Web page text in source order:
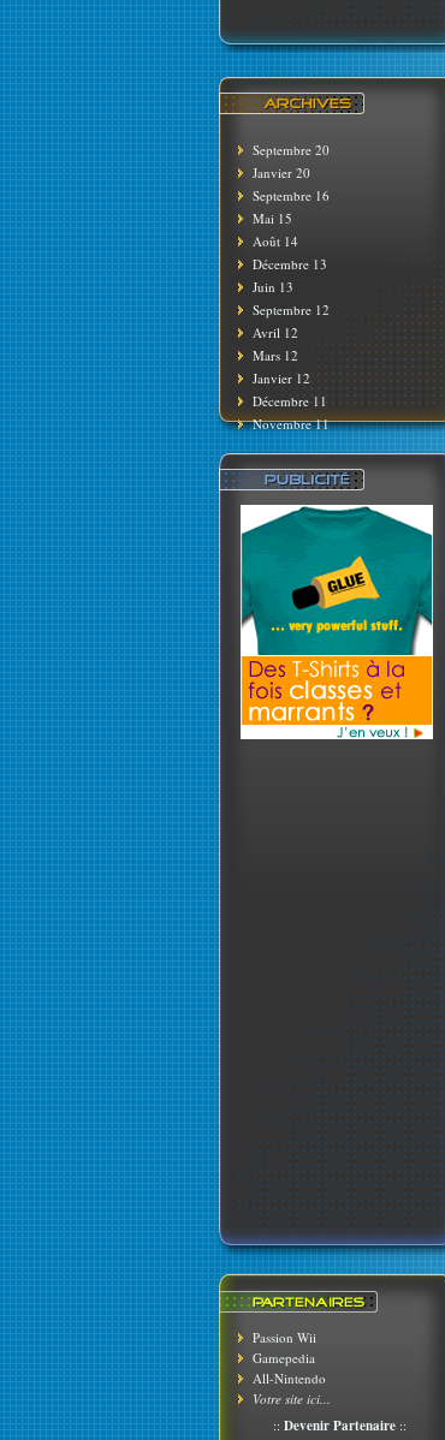
Septembre 20
Janvier 20
Septembre 16
Mai 15
Août 14
Décembre 13
Juin 13
Septembre 12
Avril 12
Mars 12
Janvier 12
Décembre 11
Novembre 11
Passion Wii
Gamepedia
All-Nintendo
Votre site ici...
:: Devenir Partenaire ::